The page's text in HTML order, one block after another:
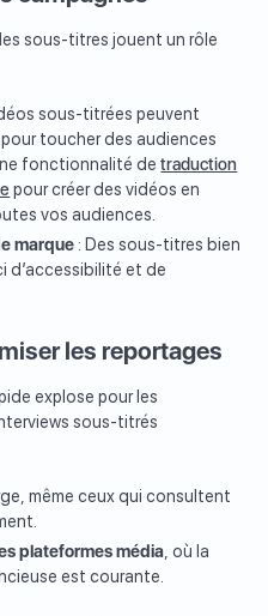
sous-titres jouent un rôle
sous-titrées peuvent
toucher des audiences
fonctionnalité detraduction
pour créer des vidéos en
vos audiences.
marque : Des sous-titres bien
d’accessibilité et de
les reportages
explose pour les
sous-titrés
même ceux qui consultent
plateformes média , où la
est courante.